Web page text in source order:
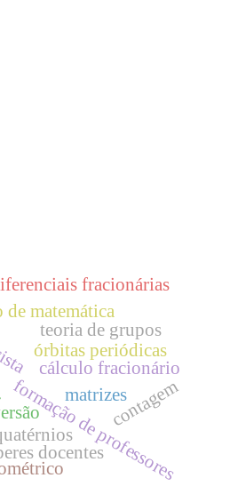
formação de professores
de matemática
docentes
cálculo fracionário
fracionárias
matrizescontagem
teoria de grupos
órbitas periódicas